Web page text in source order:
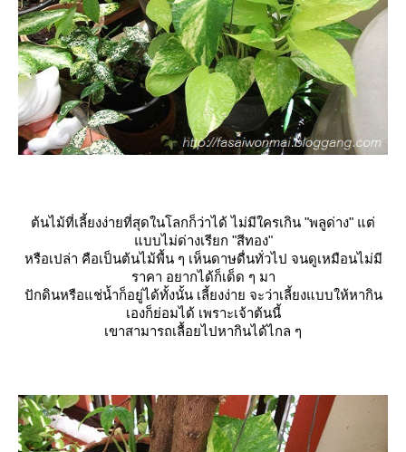
ต้นไม้ที่เลี้ยงง่ายที่สุดในโลกก็ว่าได้ ไม่มีใครเกิน "พลูด่าง" แต่
บบไม่ด่างเรียก "สีทอง"
หรือเปล่า คือเป็นต้นไม้พื้น ๆ เห็นดาษดื่นทั่วไป จนดูเหมือนไม่มี
ราคา อยากได้ก็เด็ด ๆ มา
ปักดินหรือแช่น้ำก็อยู่ได้ทั้งนั้น เลี้ยงง่าย จะว่าเลี้ยงแบบให้หากิน
เองก็ย่อมได้ เพราะเจ้าต้นนี้
เขาสามารถเลื้อยไปหากินได้ไกล ๆ